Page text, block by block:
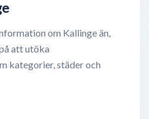
om Kallinge än,
att utöka
kategorier, städer och